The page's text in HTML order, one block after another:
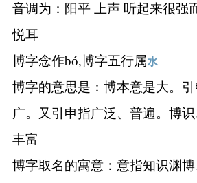
音调为：阳平 上声 听起来很强
悦耳
博字念作bó,博字五行属水
博字的意思是：博本意是大。
广。又引申指广泛、普遍。博识
丰富
博字取名的寓意：意指知识渊